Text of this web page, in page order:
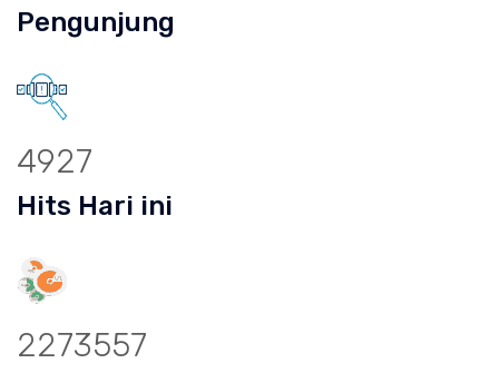
Pengunjung
4927
Hits Hari ini
2273557